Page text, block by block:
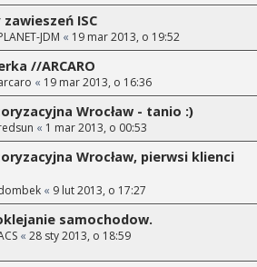
ISC
JDM « 19 mar 2013, o 19:52
//ARCARO
« 19 mar 2013, o 16:36
Wrocław - tanio :)
« 1 mar 2013, o 00:53
Wrocław, pierwsi klienci
« 9 lut 2013, o 17:27
samochodow.
« 28 sty 2013, o 18:59